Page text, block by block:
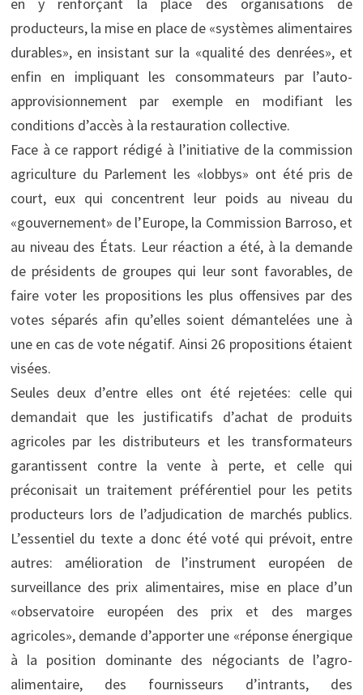
producteurs, la mise en place de «systèmes alimentaires
durables», en insistant sur la «qualité des denrées», et
enfin en impliquant les consommateurs par l’auto-
approvisionnement par exemple en modifiant les
conditions d’accès à la restauration collective.
Face à ce rapport rédigé à l’initiative de la commission
agriculture du Parlement les «lobbys» ont été pris de
court, eux qui concentrent leur poids au niveau du
«gouvernement» de l’Europe, la Commission Barroso, et
au niveau des États. Leur réaction a été, à la demande
de présidents de groupes qui leur sont favorables, de
faire voter les propositions les plus offensives par des
votes séparés afin qu’elles soient démantelées une à
une en cas de vote négatif. Ainsi 26 propositions étaient
visées.
Seules deux d’entre elles ont été rejetées: celle qui
demandait que les justificatifs d’achat de produits
agricoles par les distributeurs et les transformateurs
garantissent contre la vente à perte, et celle qui
préconisait un traitement préférentiel pour les petits
producteurs lors de l’adjudication de marchés publics.
L’essentiel du texte a donc été voté qui prévoit, entre
autres: amélioration de l’instrument européen de
surveillance des prix alimentaires, mise en place d’un
«observatoire européen des prix et des marges
agricoles», demande d’apporter une «réponse énergique
à la position dominante des négociants de l’agro-
alimentaire, des fournisseurs d’intrants, des